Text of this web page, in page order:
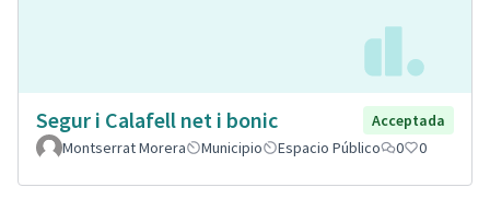
Segur i Calafell net i bonic
Acceptada
Montserrat Morera
Municipio Espacio Público 0 0